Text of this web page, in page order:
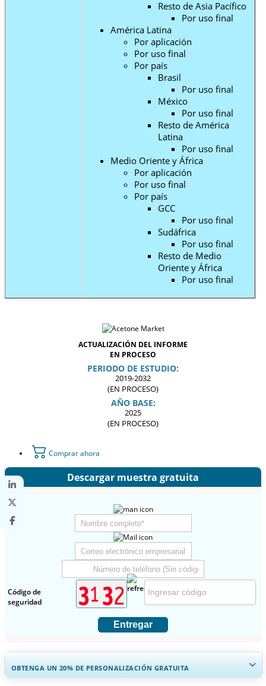
Resto de Asia Pacífico
Por uso final
América Latina
Por aplicación
Por uso final
Por país
Brasil
Por uso final
México
Por uso final
Resto de América
Latina
Por uso final
Medio Oriente y África
Por aplicación
Por uso final
Por país
GCC
Por uso final
Sudáfrica
Por uso final
Resto de Medio
Oriente y África
Por uso final
ACTUALIZACIÓN DEL INFORME
EN PROCESO
PERIODO DE ESTUDIO:
2019-2032
(EN PROCESO)
AÑO BASE:
2025
(EN PROCESO)
Comprar ahora
Descargar muestra gratuita
Código de
seguridad
Entregar
OBTENGA UN 20% DE PERSONALIZACIÓN GRATUITA